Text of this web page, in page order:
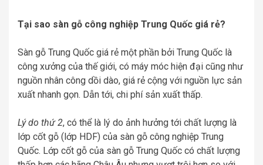
Tại sao sàn gỗ công nghiệp Trung Quốc giá rẻ?
Sàn gỗ Trung Quốc giá rẻ một phần bởi Trung Quốc là
công xưởng của thế giới, có máy móc hiện đại cũng như
nguồn nhân công dồi dào, giá rẻ cộng với nguồn lực sản
xuất nhanh gọn. Dẫn tới, chi phí sản xuất thấp.
Lý do thứ 2, có thể là lý do ảnh hưởng tới chất lượng là
lớp cốt gỗ (lớp HDF) của sàn gỗ công nghiệp Trung
Quốc. Lớp cốt gỗ của sàn gỗ Trung Quốc có chất lượng